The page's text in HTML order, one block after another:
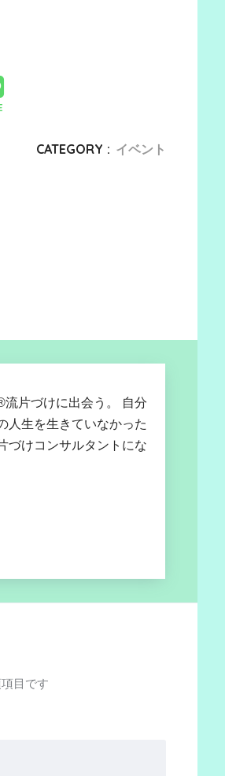
CATEGORY : イベント
片づけに出会う。 自分
人生を生きていなかった
づけコンサルタントにな
目です